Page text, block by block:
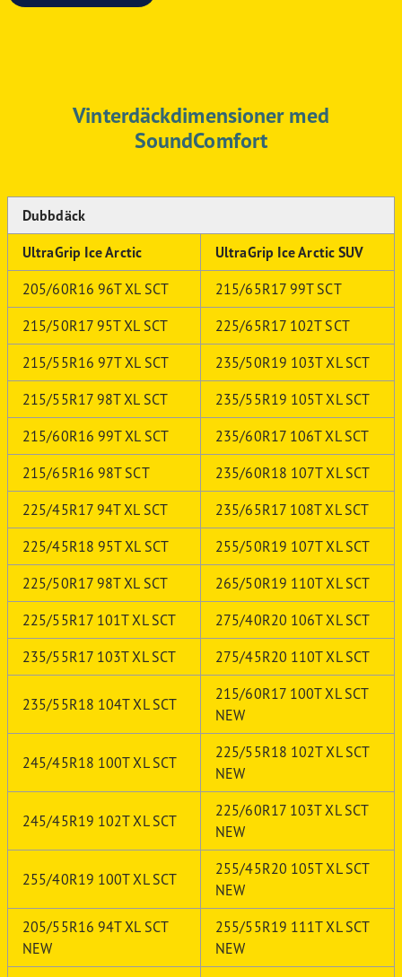
Vinterdäckdimensioner med
SoundComfort
Dubbdäck
UltraGrip Ice Arctic UltraGrip Ice Arctic SUV
205/60R16 96T XL SCT 215/65R17 99T SCT
215/50R17 95T XL SCT 225/65R17 102T SCT
215/55R16 97T XL SCT 235/50R19 103T XL SCT
215/55R17 98T XL SCT 235/55R19 105T XL SCT
215/60R16 99T XL SCT 235/60R17 106T XL SCT
215/65R16 98T SCT 235/60R18 107T XL SCT
225/45R17 94T XL SCT 235/65R17 108T XL SCT
225/45R18 95T XL SCT 255/50R19 107T XL SCT
225/50R17 98T XL SCT 265/50R19 110T XL SCT
225/55R17 101T XL SCT 275/40R20 106T XL SCT
235/55R17 103T XL SCT 275/45R20 110T XL SCT
235/55R18 104T XL SCT
215/60R17 100T XL SCT
NEW
245/45R18 100T XL SCT
225/55R18 102T XL SCT
NEW
245/45R19 102T XL SCT
225/60R17 103T XL SCT
NEW
255/40R19 100T XL SCT
255/45R20 105T XL SCT
NEW
205/55R16 94T XL SCT
NEW
255/55R19 111T XL SCT
NEW